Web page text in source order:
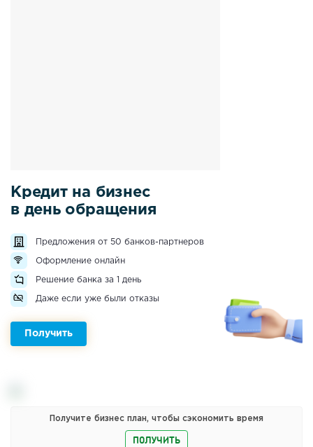
Кредит на бизнес
в день обращения
Предложения от 50 банков-партнеров
Оформление онлайн
Решение банка за 1 день
Даже если уже были отказы
Получить
Получите бизнес план, чтобы сэкономить время
ПОЛУЧИТЬ